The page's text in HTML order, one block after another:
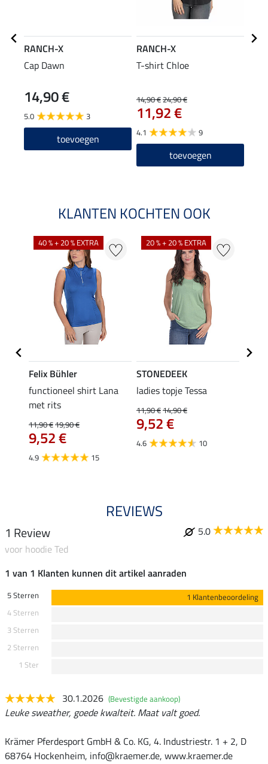
RANCH-X
Cap Dawn
14,90 €
5.0 3
toevoegen
RANCH-X
T-shirt Chloe
14,90 €24,90 €
11,92 €
4.1 9
toevoegen
KLANTEN KOCHTEN OOK
40 % + 20 % EXTRA
Felix Bühler
functioneel shirt Lana
met rits
11,90 €19,90 €
9,52 €
4.9 15
20 % + 20 % EXTRA
STONEDEEK
ladies topje Tessa
11,90 €14,90 €
9,52 €
4.6 10
REVIEWS
1 Review
5.0
voor hoodie Ted
1 van 1 Klanten kunnen dit artikel aanraden
5 Sterren
1 Klantenbeoordeling
4 Sterren
3 Sterren
2 Sterren
1 Ster
30.1.2026 (Bevestigde aankoop)
Leuke sweather, goede kwalteit. Maat valt goed.
Krämer Pferdesport GmbH & Co. KG, 4. Industriestr. 1 + 2, D
68764 Hockenheim, info@kraemer.de, www.kraemer.de